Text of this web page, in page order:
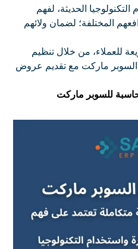
التكنولوجيا الحديثة، لفهم
المختلفة؛ لضمان ولائهم
للعملاء، من خلال تنظيم
السوبر ماركت مع تقديم عروض
للسوبر ماركت